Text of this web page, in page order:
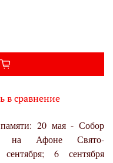
в сравнение
20 мая - Собор
на Афоне Свято-
6 сентября